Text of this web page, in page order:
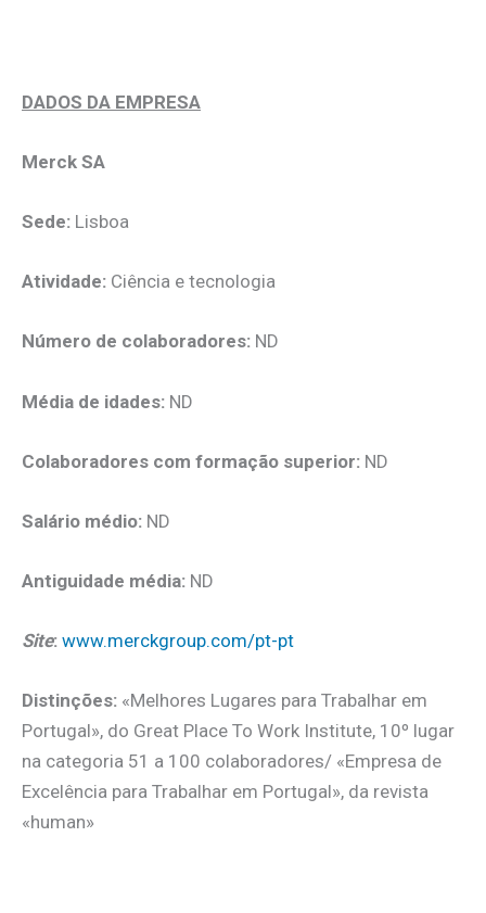
DADOS DA EMPRESA
Merck SA
Sede: Lisboa
Atividade: Ciência e tecnologia
Número de colaboradores: ND
Média de idades: ND
Colaboradores com formação superior: ND
Salário médio: ND
Antiguidade média: ND
Site: www.merckgroup.com/pt-pt
Distinções: «Melhores Lugares para Trabalhar em
Portugal», do Great Place To Work Institute, 10º lugar
na categoria 51 a 100 colaboradores/ «Empresa de
Excelência para Trabalhar em Portugal», da revista
«human»